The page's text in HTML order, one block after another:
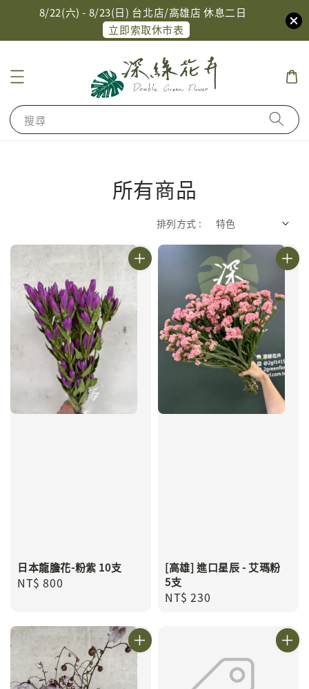
8/22(六) - 8/23(日) 台北店/高雄店 休息二日
立即索取休市表
搜尋
所有商品
排列方式 :
日本龍膽花-粉紫 10支
Regular
NT$ 800
[高雄] 進口星辰 - 艾瑪粉
5支
Regular
NT$ 230